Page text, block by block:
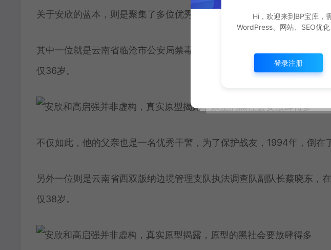
关于安欣的蓝本，则是聚集了多位优秀干警而打造的。
其中一位就是云南省临沧市公安局禁毒民警张子权。他在连续工作17天
仅36岁。
不仅如此，他的父亲也是一名优秀干警，为了保护战友，1994年，倒在
另外一位则是云南省西双版纳边境管理支队执法调查队副队长蔡晓东，
仅38岁。
Hi，欢迎来到BP宝库
WordPress、网站、SEO优
登录注册